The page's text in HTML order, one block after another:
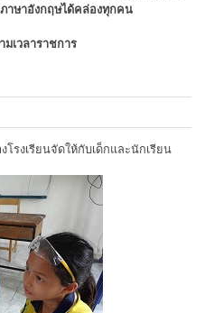
าษาอังกฤษได้คล่องทุกคน
มเวลาราชการ
รงเรียนจัดให้กับเด็กและนักเรียน